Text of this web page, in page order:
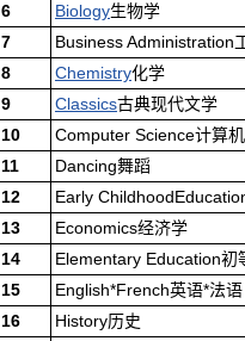
6
Biology生物学
7
Business Administration
8
Chemistry化学
9
Classics古典现代文学
10
Computer Science计算
11
Dancing舞蹈
12
Early
13
Economics经济学
14
Elementary Education初
15
English*French英语*法语
16
History历史